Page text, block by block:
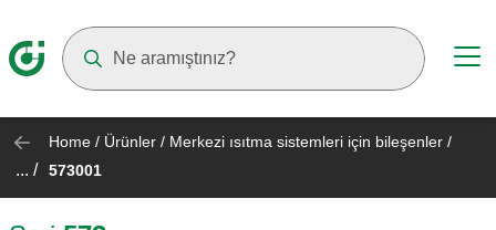
Home / Ürünler / Merkezi ısıtma sistemleri için bileşenler /
... / 573001